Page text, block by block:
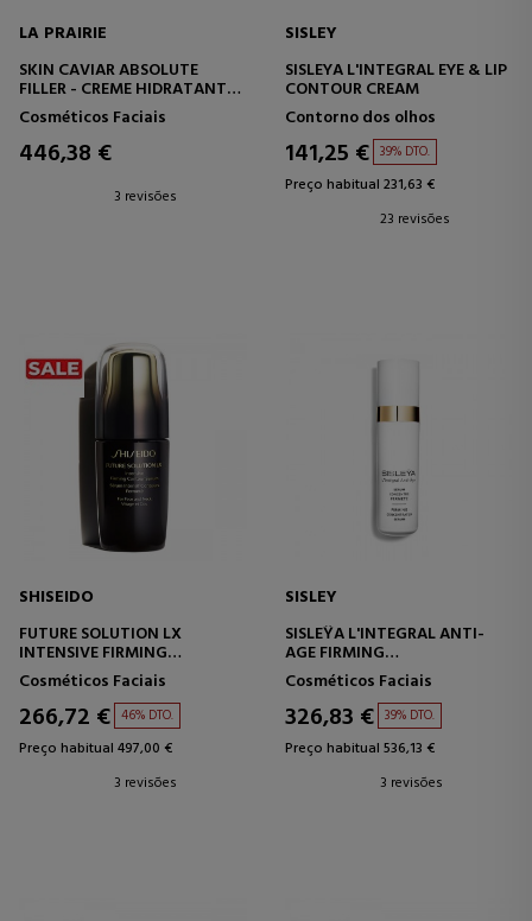
LA PRAIRIE
SKIN CAVIAR ABSOLUTE
FILLER - CREME HIDRATANTE
REDENSIFICANTE
Cosméticos Faciais
446,38 €
3 revisões
SISLEY
SISLEYA L'INTEGRAL EYE & LIP
CONTOUR CREAM
Contorno dos olhos
141,25 € 39% DTO.
Preço habitual 231,63 €
23 revisões
SHISEIDO
FUTURE SOLUTION LX
INTENSIVE FIRMING
CONTOUR SERUM
SÉRUM FIRMADOR PARA
ROSTO E PESCOÇO
Cosméticos Faciais
266,72 € 46% DTO.
Preço habitual 497,00 €
3 revisões
SISLEY
SISLEŸA L'INTEGRAL ANTI-
AGE FIRMING
CONCENTRATED SERUM
Cosméticos Faciais
326,83 € 39% DTO.
Preço habitual 536,13 €
3 revisões